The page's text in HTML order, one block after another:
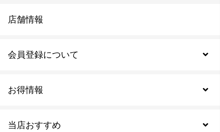
当店おすすめ
お得情報
会員登録について
会員規約について
店舗情報